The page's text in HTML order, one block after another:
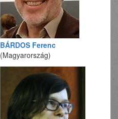
BÁRDOS Ferenc
(Magyarország)